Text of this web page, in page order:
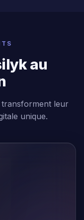
au
leur
unique.